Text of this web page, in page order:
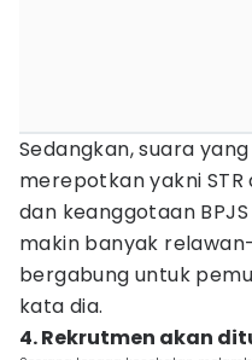
Sedangkan, suara
merepotkan yakni
dan keanggotaan
makin banyak
bergabung untuk
kata dia.
4. Rekrutmen akan